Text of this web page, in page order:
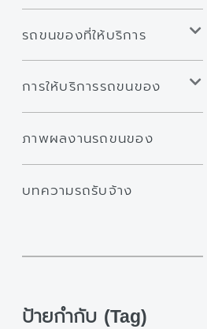
รถขนของที่ให้บริการ
การให้บริการรถขนของ
ภาพผลงานรถขนของ
บทความรถรับจ้าง
ป้ายกำกับ (Tag)